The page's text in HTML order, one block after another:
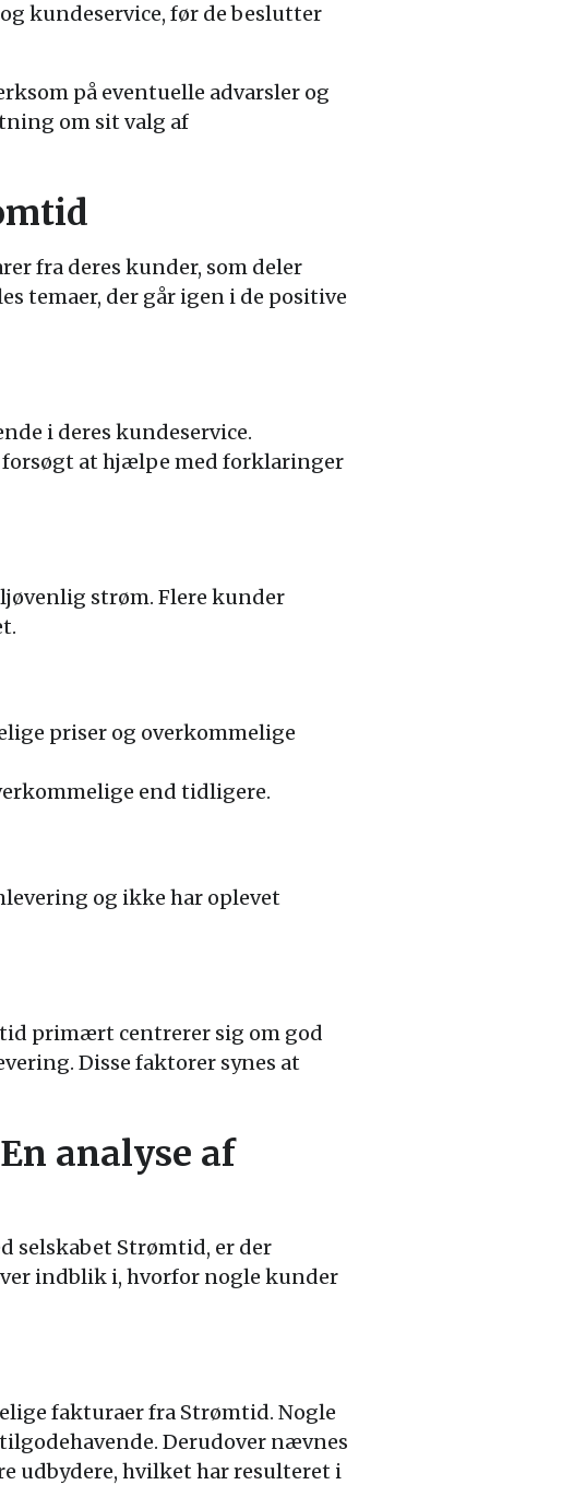
kundeservice, før de beslutter
på eventuelle advarsler og
om sit valg af
fra deres kunder, som deler
temaer, der går igen i de positive
i deres kundeservice.
forsøgt at hjælpe med forklaringer
strøm. Flere kunder
priser og overkommelige
end tidligere.
og ikke har oplevet
primært centrerer sig om god
Disse faktorer synes at
analyse af
selskabet Strømtid, er der
indblik i, hvorfor nogle kunder
fakturaer fra Strømtid. Nogle
Derudover nævnes
udbydere, hvilket har resulteret i